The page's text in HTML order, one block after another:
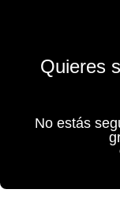
Quieres
No estás